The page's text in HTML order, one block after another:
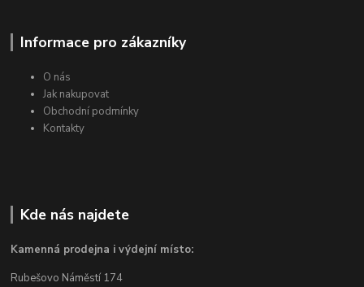
Informace pro zákazníky
O nás
Jak nakupovat
Obchodní podmínky
Kontakty
Kde nás najdete
Kamenná prodejna i výdejní místo:
Rubešovo Náměstí 174